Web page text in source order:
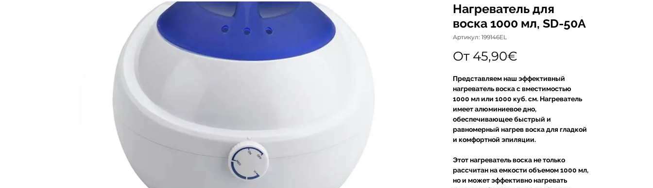
Нагреватель для
воска 1000 мл, SD-50A
Артикул: 199146EL
От 45,90€
Представляем наш эффективный
нагреватель воска с вместимостью
1000 мл или 1000 куб. см. Нагреватель
имеет алюминиевое дно,
обеспечивающее быстрый и
равномерный нагрев воска для гладкой
и комфортной эпиляции.
Этот нагреватель воска не только
рассчитан на емкости объемом 1000 мл,
но и может эффективно нагревать